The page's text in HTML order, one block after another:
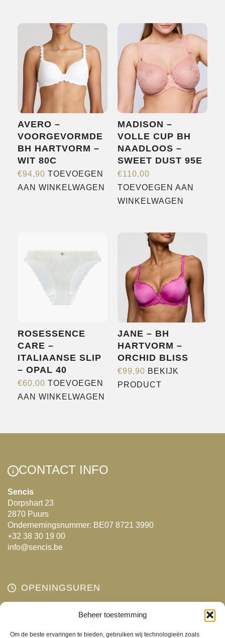
Beheer toestemming
Om de beste ervaringen te bieden, gebruiken wij technologieën zoals
OVER ONS
MERKEN
NIEUWS
CONTACT
AVERO –
VOORGEVORMDE
BH HARTVORM –
WIT 80C
€94,90 TOEVOEGEN
AAN WINKELWAGEN
MADISON –
VOLLE CUP BH
NAADLOOS –
SWEET DUST 95E
€110,00
TOEVOEGEN AAN
WINKELWAGEN
ROSESSENCE
CARE –
ITALIAANSE SLIP
– OPAL 40
€60,00 TOEVOEGEN
AAN WINKELWAGEN
JANE – BH
HARTVORM –
ORCHID BLISS
€99,90 BEKIJK
PRODUCT
CONTACT INFO
Sencis
Dorpshart 23
2870 Puurs
Ondernemingsnummer: BE07 8721 3990
+32 38 30 19 00
info@sencis.be
OPENINGSUREN
Gesloten